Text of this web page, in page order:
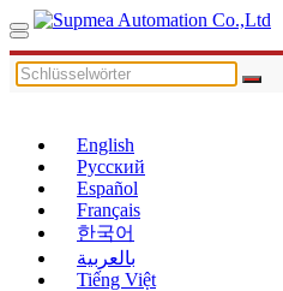
English
Русский
Español
Français
한국어
بالعربية
Tiếng Việt